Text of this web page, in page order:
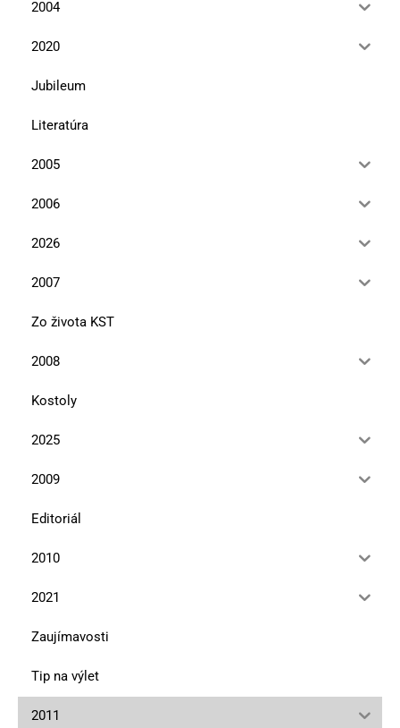
2004
2020
Jubileum
Literatúra
2005
2006
2026
2007
Zo života KST
2008
Kostoly
2025
2009
Editoriál
2010
2021
Zaujímavosti
Tip na výlet
2011